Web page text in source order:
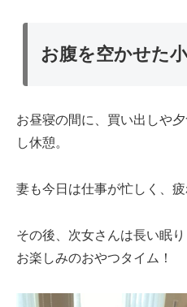
お腹を空かせた
お昼寝の間に、買い出しや
し休憩。
妻も今日は仕事が忙しく、疲
その後、次女さんは長い眠
お楽しみのおやつタイム！